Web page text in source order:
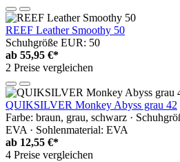
REEF Leather Smoothy 50
Schuhgröße EUR: 50
ab 55,95 €*
2 Preise vergleichen
QUIKSILVER Monkey Abyss grau 42
Farbe: braun, grau, schwarz ·
EVA · Sohlenmaterial: EVA
ab 12,55 €*
4 Preise vergleichen